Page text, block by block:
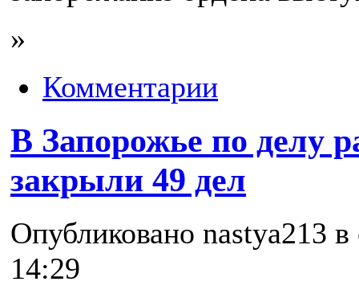
»
Комментарии
В Запорожье по делу
закрыли 49 дел
Опубликовано nastya213
14:29